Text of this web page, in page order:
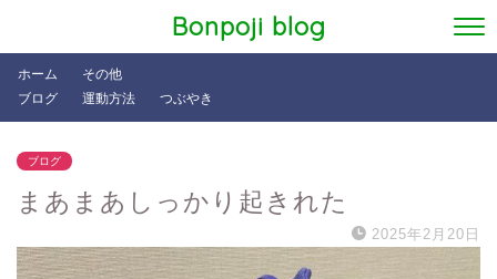
Bonpoji blog
ホーム
ブログ
その他
運動方法
つぶやき
ブログ
まあまあしっかり起きれた
2025年2月20日